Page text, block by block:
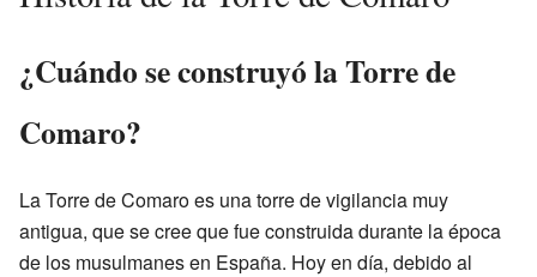
¿Cuándo se construyó la Torre de
Comaro?
La Torre de Comaro es una torre de vigilancia muy
antigua, que se cree que fue construida durante la época
de los musulmanes en España. Hoy en día, debido al